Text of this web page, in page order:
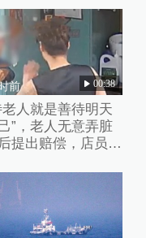
前 00:38
老人就是善待明天
”，老人无意弄脏
提出赔偿，店员婉